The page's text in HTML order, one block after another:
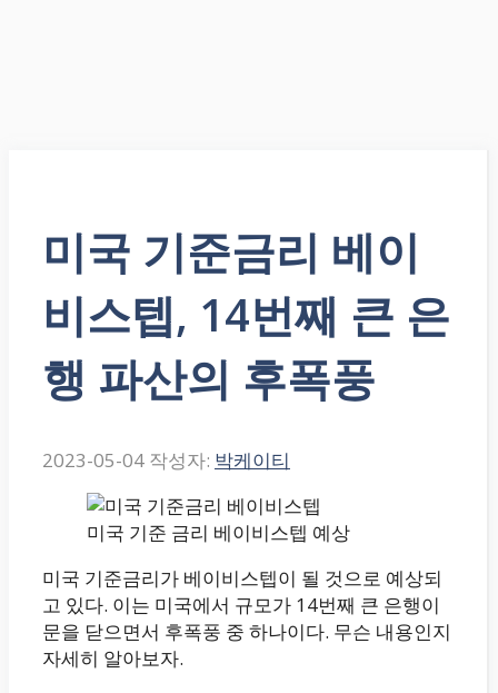
미국 기준금리 베이
비스텝, 14번째 큰 은
행 파산의 후폭풍
2023-05-04 작성자: 박케이티
미국 기준 금리 베이비스텝 예상
미국 기준금리가 베이비스텝이 될 것으로 예상되
고 있다. 이는 미국에서 규모가 14번째 큰 은행이
문을 닫으면서 후폭풍 중 하나이다. 무슨 내용인지
자세히 알아보자.